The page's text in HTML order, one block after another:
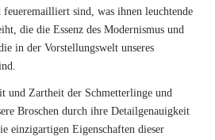
sind, was ihnen leuchtende
die die Essenz des Modernismus und
in der Vorstellungswelt unseres
und Zartheit der Schmetterlinge und
Broschen durch ihre Detailgenauigkeit
einzigartigen Eigenschaften dieser